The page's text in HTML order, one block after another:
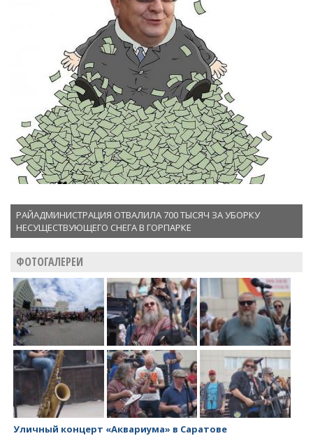
РАЙАДМИНИСТРАЦИЯ ОТВАЛИЛА 700 ТЫСЯЧ ЗА УБОРКУ
НЕСУЩЕСТВУЮЩЕГО СНЕГА В ГОРПАРКЕ
ФОТОГАЛЕРЕИ
Уличный концерт «Аквариума» в Саратове